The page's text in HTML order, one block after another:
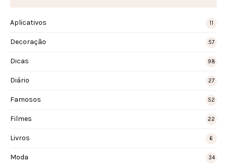
Aplicativos 11
Decoração 57
Dicas 98
Diário 27
Famosos 52
Filmes 22
Livros 6
Moda 34